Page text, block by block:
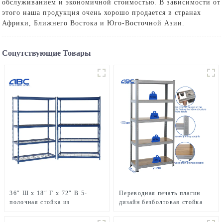
обслуживанием и экономичной стоимостью. В зависимости от
этого наша продукция очень хорошо продается в странах
Африки, Ближнего Востока и Юго-Восточной Азии.
Сопутствующие Товары
36″ Ш x 18″ Г x 72″ В 5-
полочная стойка из
Переводная печать плагин
дизайн безболтовая стойка